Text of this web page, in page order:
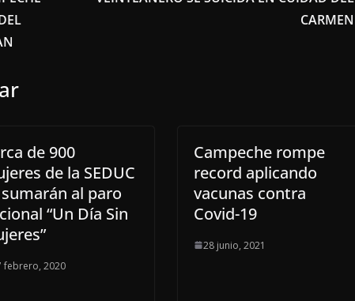
CARMEN
de 900
de la SEDUC
al paro
“Un Día Sin
febrero, 2020
Campeche rompe
record aplicando
vacunas contra
Covid-19
28 junio, 2021